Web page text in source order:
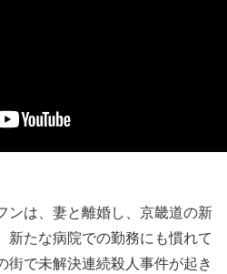
ンは、妻と離婚し、京畿道の新
新たな病院での勤務にも慣れて
街で未解決連続殺人事件が起き